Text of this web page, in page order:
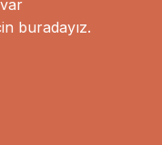
buradayız.